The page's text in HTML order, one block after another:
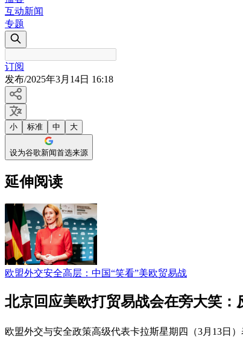
互动新闻
专题
订阅
发布/2025年3月14日 16:18
小 标准 中 大
设为谷歌新闻首选来源
延伸阅读
欧盟外交安全高层：中国“笑看”美欧贸易战
北京回应美欧打贸易战会在旁大笑：
欧盟外交与安全政策高级代表卡拉斯星期四（3月13日